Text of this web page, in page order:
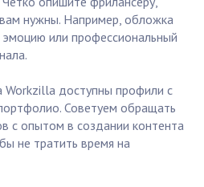
нужны. Например, обложка
или профессиональный
Workzilla доступны профили с
Советуем обращать
с опытом в создании контента
не тратить время на